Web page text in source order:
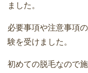
ました。
必要事項や注意事項
験を受けました。
初めての脱毛なので